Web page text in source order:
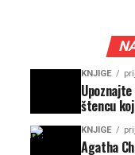
KNJIGE
štencu
KNJIGE
Agatha